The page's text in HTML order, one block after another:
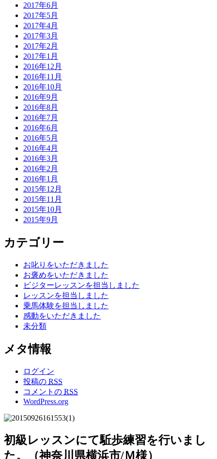
2017年6月
2017年5月
2017年4月
2017年3月
2017年2月
2017年1月
2016年12月
2016年11月
2016年10月
2016年9月
2016年8月
2016年7月
2016年6月
2016年5月
2016年4月
2016年3月
2016年2月
2016年1月
2015年12月
2015年11月
2015年10月
2015年9月
カテゴリー
お叱りをいただきました
お褒めをいただきました
ビジターレッスンを担当しました
レッスンを担当しました
乗馬体験を担当しました
感動をいただきました
未分類
メタ情報
ログイン
投稿の RSS
コメントの RSS
WordPress.org
初級レッスンにて駈歩練習を行いまし
た。（神奈川県横浜市/Ｍ様）